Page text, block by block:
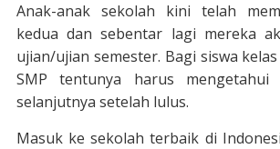
Anak-anak sekolah kini telah
kedua dan sebentar lagi mereka
ujian/ujian semester. Bagi siswa
SMP tentunya harus mengetahui
selanjutnya setelah lulus.
Masuk ke sekolah terbaik di